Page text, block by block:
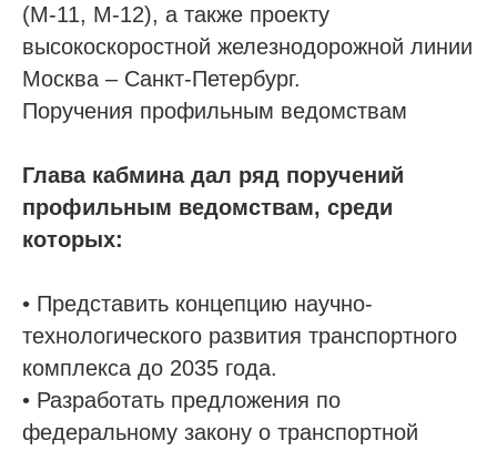
(М-11, М-12), а также проекту
высокоскоростной железнодорожной линии
Москва – Санкт-Петербург.
Поручения профильным ведомствам
Глава кабмина дал ряд поручений
профильным ведомствам, среди
которых:
• Представить концепцию научно-
технологического развития транспортного
комплекса до 2035 года.
• Разработать предложения по
федеральному закону о транспортной